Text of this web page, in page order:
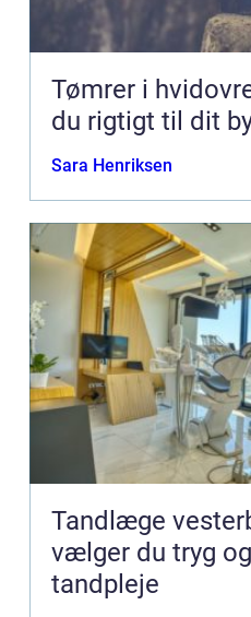
Tømrer i hvidovre sådan
du rigtigt til dit
Sara Henriksen
Tandlæge vesterbro
vælger du tryg
tandpleje